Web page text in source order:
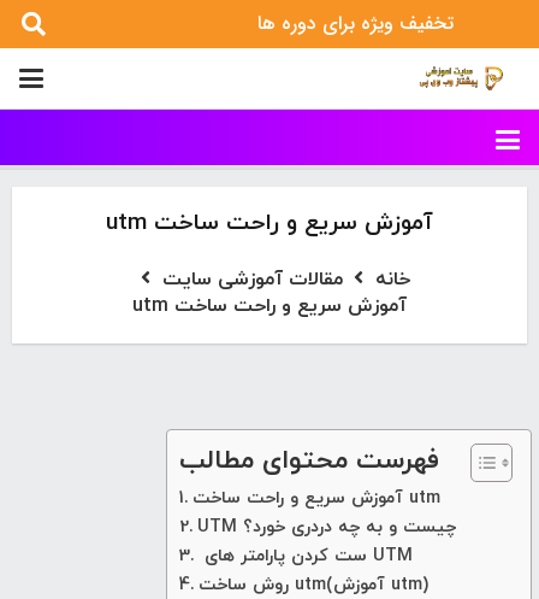
تخفیف ویژه برای دوره ها
آموزش سریع و راحت ساخت utm
خانه
مقالات آموزشی سایت
آموزش سریع و راحت ساخت utm
فهرست محتوای مطالب
آموزش سریع و راحت ساخت utm
UTM چیست و به چه دردری خورد؟
ست کردن پارامتر های UTM
روش ساخت utm(آموزش utm)